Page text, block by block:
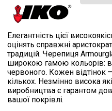
Елегантність цієї
оцінять справжні
традицій. Черепиця
широкою гамою кольорів:
червоного. Кожен відтінок
кількох. Незмінно висока
виробництва є гарантом
вашої покрівлі.